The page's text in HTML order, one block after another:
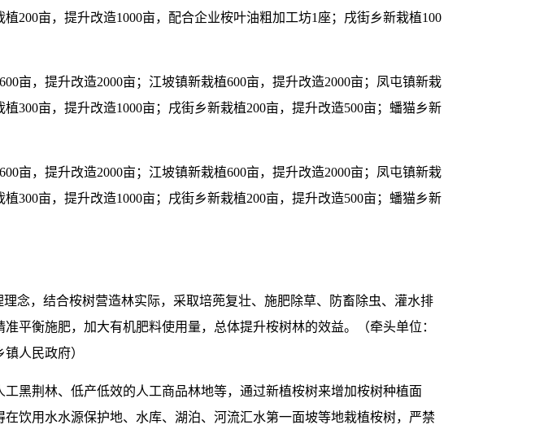
200亩，提升改造1000亩，配合企业桉叶油粗加工坊1座；戌街乡新栽植100
亩，提升改造2000亩；江坡镇新栽植600亩，提升改造2000亩；凤屯镇新栽
300亩，提升改造1000亩；戌街乡新栽植200亩，提升改造500亩；蟠猫乡新
亩，提升改造2000亩；江坡镇新栽植600亩，提升改造2000亩；凤屯镇新栽
300亩，提升改造1000亩；戌街乡新栽植200亩，提升改造500亩；蟠猫乡新
念，结合桉树营造林实际，采取培蔸复壮、施肥除草、防畜除虫、灌水排
平衡施肥，加大有机肥料使用量，总体提升桉树林的效益。（牵头单位：
人民政府）
黑荆林、低产低效的人工商品林地等，通过新植桉树来增加桉树种植面
饮用水水源保护地、水库、湖泊、河流汇水第一面坡等地栽植桉树，严禁